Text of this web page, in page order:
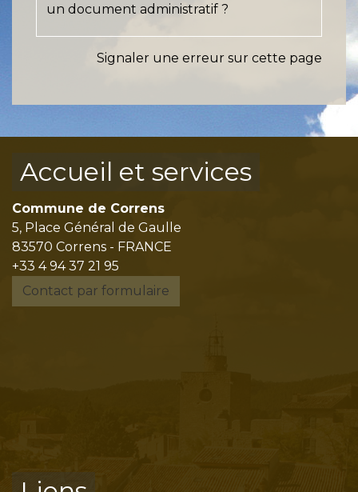
un document administratif ?
Signaler une erreur sur cette page
Accueil et services
Commune de Correns
5, Place Général de Gaulle
83570 Correns - FRANCE
+33 4 94 37 21 95
Contact par formulaire